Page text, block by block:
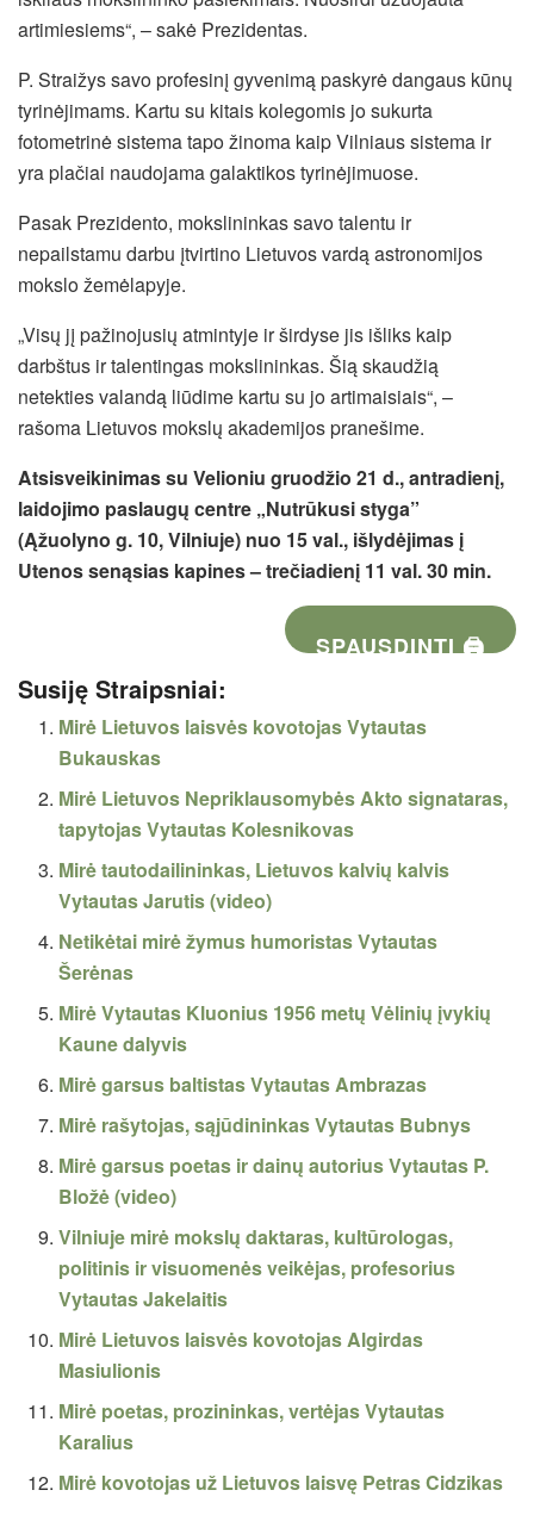
artimiesiems“, – sakė Prezidentas.
P. Straižys savo profesinį gyvenimą paskyrė dangaus kūnų
tyrinėjimams. Kartu su kitais kolegomis jo sukurta
fotometrinė sistema tapo žinoma kaip Vilniaus sistema ir
yra plačiai naudojama galaktikos tyrinėjimuose.
Pasak Prezidento, mokslininkas savo talentu ir
nepailstamu darbu įtvirtino Lietuvos vardą astronomijos
mokslo žemėlapyje.
„Visų jį pažinojusių atmintyje ir širdyse jis išliks kaip
darbštus ir talentingas mokslininkas. Šią skaudžią
netekties valandą liūdime kartu su jo artimaisiais“, –
rašoma Lietuvos mokslų akademijos pranešime.
Atsisveikinimas su Velioniu gruodžio 21 d., antradienį,
laidojimo paslaugų centre „Nutrūkusi styga”
(Ąžuolyno g. 10, Vilniuje) nuo 15 val., išlydėjimas į
Utenos senąsias kapines – trečiadienį 11 val. 30 min.
SPAUSDINTI 🖨
Susiję Straipsniai:
Mirė Lietuvos laisvės kovotojas Vytautas
Bukauskas
Mirė Lietuvos Nepriklausomybės Akto signataras,
tapytojas Vytautas Kolesnikovas
Mirė tautodailininkas, Lietuvos kalvių kalvis
Vytautas Jarutis (video)
Netikėtai mirė žymus humoristas Vytautas
Šerėnas
Mirė Vytautas Kluonius 1956 metų Vėlinių įvykių
Kaune dalyvis
Mirė garsus baltistas Vytautas Ambrazas
Mirė rašytojas, sąjūdininkas Vytautas Bubnys
Mirė garsus poetas ir dainų autorius Vytautas P.
Bložė (video)
Vilniuje mirė mokslų daktaras, kultūrologas,
politinis ir visuomenės veikėjas, profesorius
Vytautas Jakelaitis
Mirė Lietuvos laisvės kovotojas Algirdas
Masiulionis
Mirė poetas, prozininkas, vertėjas Vytautas
Karalius
Mirė kovotojas už Lietuvos laisvę Petras Cidzikas